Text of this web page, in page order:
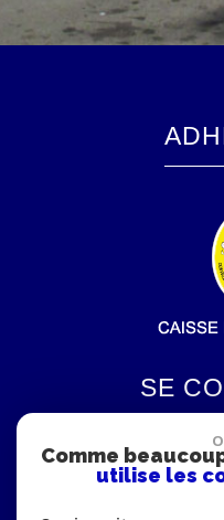
SE
Comme
utilise les